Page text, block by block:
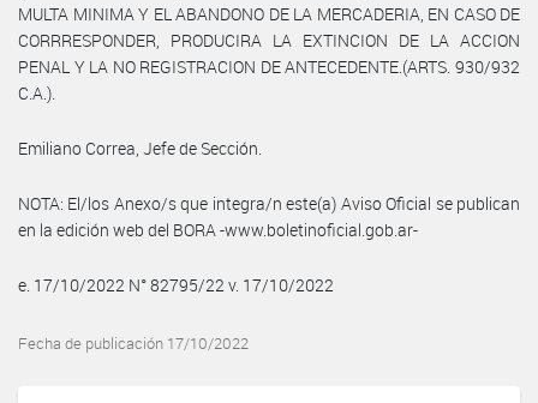
MULTA MINIMA Y EL ABANDONO DE LA MERCADERIA, EN CASO DE
CORRRESPONDER, PRODUCIRA LA EXTINCION DE LA ACCION
PENAL Y LA NO REGISTRACION DE ANTECEDENTE.(ARTS. 930/932
C.A.).
Emiliano Correa, Jefe de Sección.
NOTA: El/los Anexo/s que integra/n este(a) Aviso Oficial se publican
en la edición web del BORA -www.boletinoficial.gob.ar-
e. 17/10/2022 N° 82795/22 v. 17/10/2022
Fecha de publicación 17/10/2022